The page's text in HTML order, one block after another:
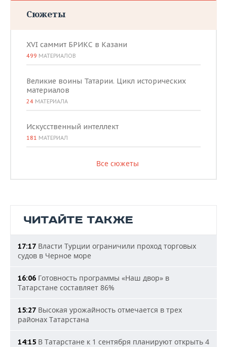
Сюжеты
XVI саммит БРИКС в Казани
499 МАТЕРИАЛОВ
Великие воины Татарии. Цикл исторических
материалов
24 МАТЕРИАЛА
Искусственный интеллект
181 МАТЕРИАЛ
Все сюжеты
ЧИТАЙТЕ ТАКЖЕ
17:17 Власти Турции ограничили проход торговых
судов в Черное море
16:06 Готовность программы «Наш двор» в
Татарстане составляет 86%
15:27 Высокая урожайность отмечается в трех
районах Татарстана
14:15 В Татарстане к 1 сентября планируют открыть 4